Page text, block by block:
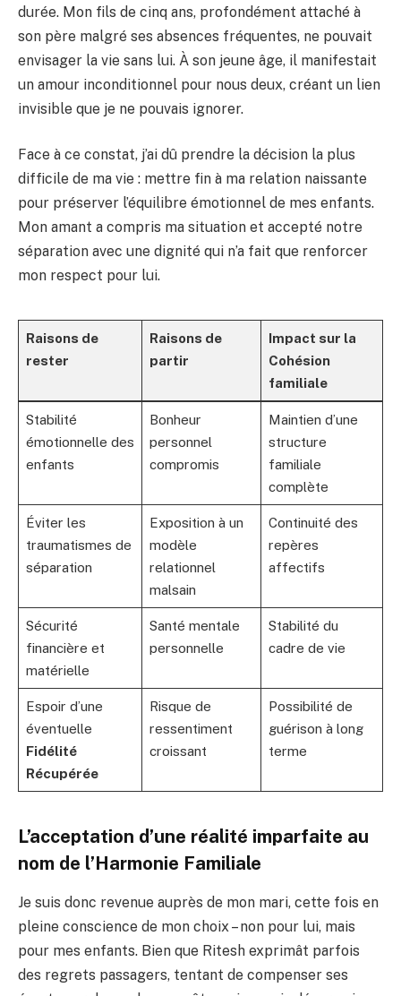
durée. Mon fils de cinq ans, profondément attaché à
son père malgré ses absences fréquentes, ne pouvait
envisager la vie sans lui. À son jeune âge, il manifestait
un amour inconditionnel pour nous deux, créant un lien
invisible que je ne pouvais ignorer.
Face à ce constat, j’ai dû prendre la décision la plus
difficile de ma vie : mettre fin à ma relation naissante
pour préserver l’équilibre émotionnel de mes enfants.
Mon amant a compris ma situation et accepté notre
séparation avec une dignité qui n’a fait que renforcer
mon respect pour lui.
Raisons de
rester
Raisons de
partir
Impact sur la
Cohésion
familiale
Stabilité
émotionnelle des
enfants
Bonheur
personnel
compromis
Maintien d’une
structure
familiale
complète
Éviter les
traumatismes de
séparation
Exposition à un
modèle
relationnel
malsain
Continuité des
repères
affectifs
Sécurité
financière et
matérielle
Santé mentale
personnelle
Stabilité du
cadre de vie
Espoir d’une
éventuelle
Fidélité
Récupérée
Risque de
ressentiment
croissant
Possibilité de
guérison à long
terme
L’acceptation d’une réalité imparfaite au
nom de l’Harmonie Familiale
Je suis donc revenue auprès de mon mari, cette fois en
pleine conscience de mon choix – non pour lui, mais
pour mes enfants. Bien que Ritesh exprimât parfois
des regrets passagers, tentant de compenser ses